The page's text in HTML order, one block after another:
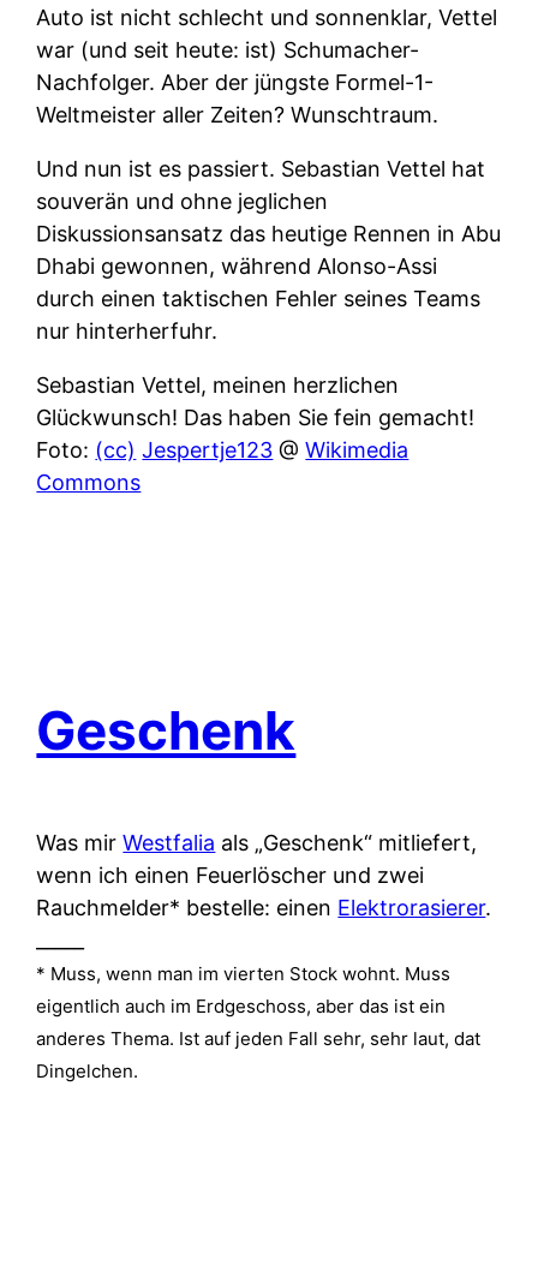
Auto ist nicht schlecht und sonnenklar, Vettel
war (und seit heute: ist) Schumacher-
Nachfolger. Aber der jüngste Formel-1-
Weltmeister aller Zeiten? Wunschtraum.
Und nun ist es passiert. Sebastian Vettel hat
souverän und ohne jeglichen
Diskussionsansatz das heutige Rennen in Abu
Dhabi gewonnen, während Alonso-Assi
durch einen taktischen Fehler seines Teams
nur hinterherfuhr.
Sebastian Vettel, meinen herzlichen
Glückwunsch! Das haben Sie fein gemacht!
Foto: (cc) Jespertje123 @Wikimedia
Commons
Geschenk
Was mirWestfalia als „Geschenk“ mitliefert,
wenn ich einen Feuerlöscher und zwei
Rauchmelder* bestelle: einen Elektrorasierer.
* Muss, wenn man im vierten Stock wohnt. Muss
eigentlich auch im Erdgeschoss, aber das ist ein
anderes Thema. Ist auf jeden Fall sehr, sehr laut, dat
Dingelchen.